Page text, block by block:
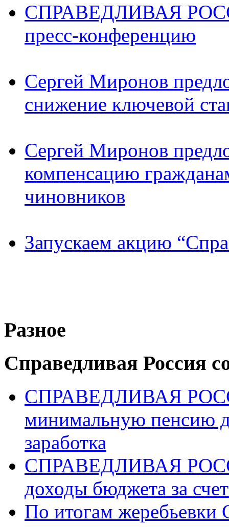
СПРАВЕДЛИВАЯ
пресс-конференцию
Сергей Миронов
снижение ключевой
Сергей Миронов
компенсацию
чиновников
Запускаем акцию
Разное
Справедливая Россия
СПРАВЕДЛИВАЯ
минимальную пенсию
заработка
СПРАВЕДЛИВАЯ
доходы бюджета за
По итогам